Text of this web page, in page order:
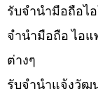
รับจำนำมือถือไ
จำนำมือถือ ไอ
ต่างๆ
รับจํานําแจ้งวัฒ